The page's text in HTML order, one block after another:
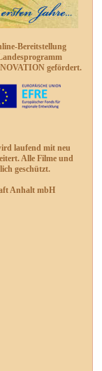
Bereitstellung
gefördert.
laufend mit neu
Alle Filme und
geschützt.
Anhalt mbH